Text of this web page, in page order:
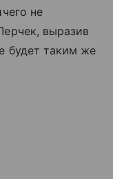
не
выразив
будет таким же